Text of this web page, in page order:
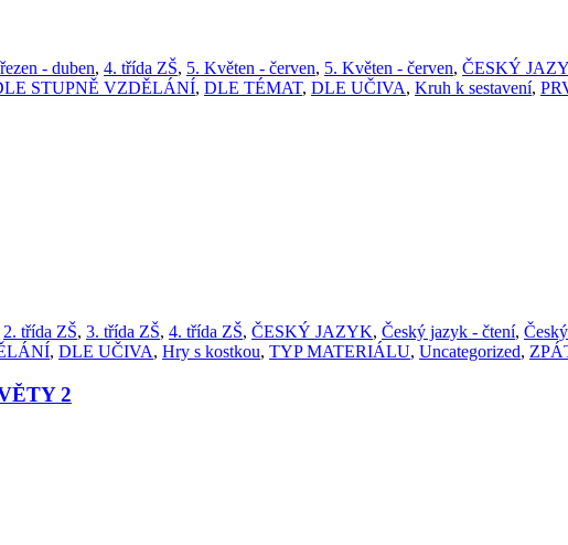
- duben, 4. třída ZŠ, 5. Květen - červen, 5. Květen - červen, ČESKÝ
STUPNĚ VZDĚLÁNÍ, DLE TÉMAT, DLE UČIVA, Kruh k sestavení,
2. třída ZŠ, 3. třída ZŠ, 4. třída ZŠ, ČESKÝ JAZYK, Český jazyk - čtení,
, DLE UČIVA, Hry s kostkou, TYP MATERIÁLU, Uncategorized,
2